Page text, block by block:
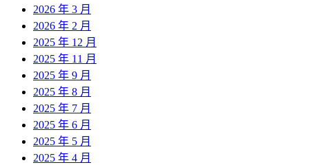
2026 年 3 月
2026 年 2 月
2025 年 12 月
2025 年 11 月
2025 年 9 月
2025 年 8 月
2025 年 7 月
2025 年 6 月
2025 年 5 月
2025 年 4 月